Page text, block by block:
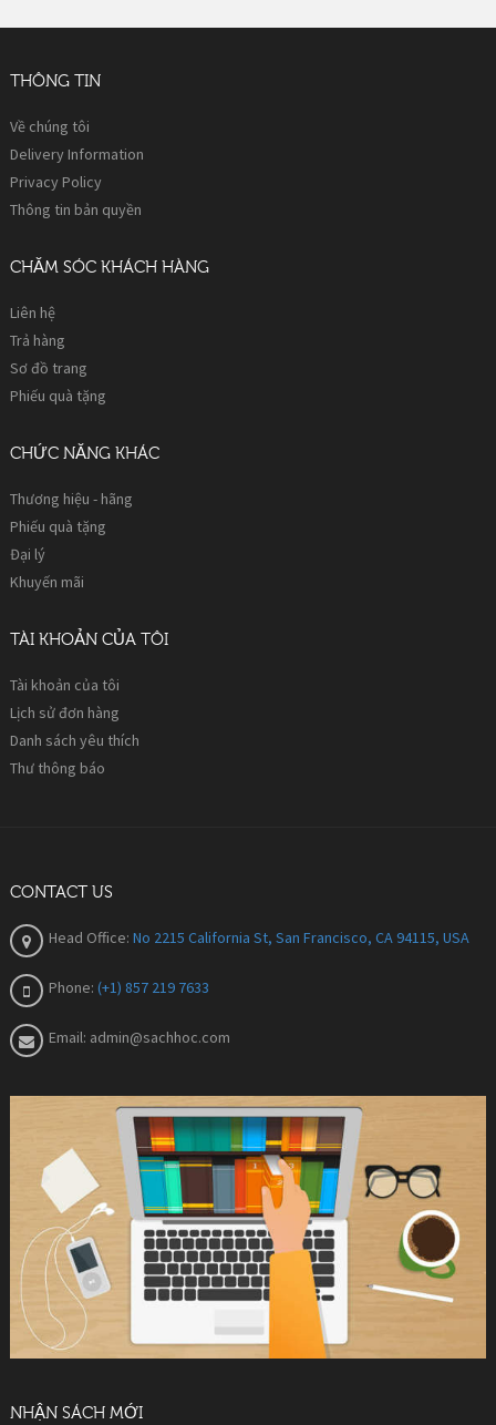
THÔNG TIN
Về chúng tôi
Delivery Information
Privacy Policy
Thông tin bản quyền
CHĂM SÓC KHÁCH HÀNG
Liên hệ
Trả hàng
Sơ đồ trang
Phiếu quà tặng
CHỨC NĂNG KHÁC
Thương hiệu - hãng
Phiếu quà tặng
Đại lý
Khuyến mãi
TÀI KHOẢN CỦA TÔI
Tài khoản của tôi
Lịch sử đơn hàng
Danh sách yêu thích
Thư thông báo
CONTACT US
Head Office: No 2215 California St, San Francisco, CA 94115, USA
Phone: (+1) 857 219 7633
Email: admin@sachhoc.com
NHẬN SÁCH MỚI